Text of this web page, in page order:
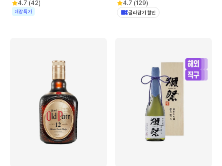
4.7 (42)
매장특가
4.7 (129)
골라담기 할인